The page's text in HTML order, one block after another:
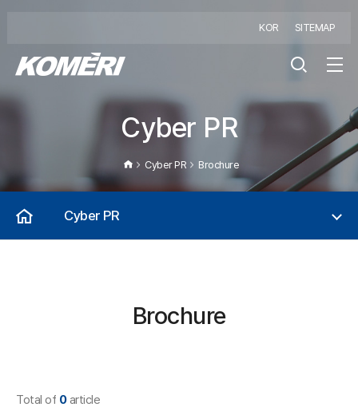
KOR SITEMAP
Cyber PR
Cyber PR Brochure
Cyber PR
Brochure
Total of 0article